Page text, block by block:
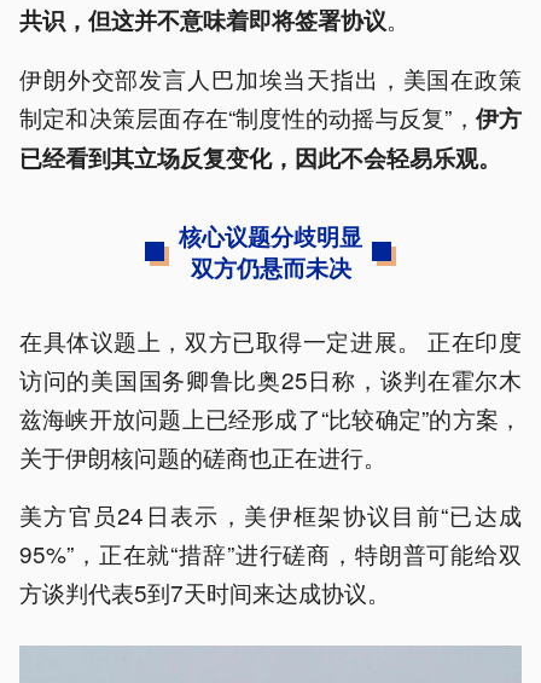
共识，但这并不意味着即将签署协议。
伊朗外交部发言人巴加埃当天指出，美国在政策
制定和决策层面存在“制度性的动摇与反复”， 伊方
已经看到其立场反复变化，因此不会轻易乐观。
核心议题分歧明显
双方仍悬而未决
在具体议题上，双方已取得一定进展。 正在印度
访问的美国国务卿鲁比奥25日称，谈判在霍尔木
兹海峡开放问题上已经形成了“比较确定”的方案，
关于伊朗核问题的磋商也正在进行。
美方官员24日表示，美伊框架协议目前“已达成
95%”，正在就“措辞”进行磋商，特朗普可能给双
方谈判代表5到7天时间来达成协议。